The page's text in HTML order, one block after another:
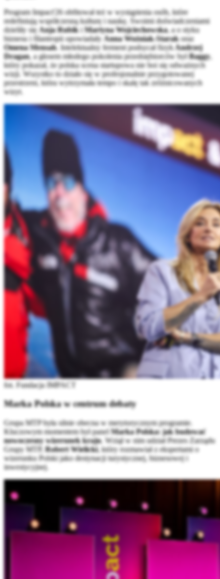
Program Impact'26 obfitował też w wystąpienia osób, które
redefiniują współczesną kulturę i naukę. Swoimi doświadczeniami
dzieliły się Anja Rubiki Martyna Wojciechowska, a o styku
biznesu i filantropii opowiadały Anna Woźniak-Starakoraz
Omena Mensah. Intelektualny ferment podsycał fizykAndrzej
Dragan, a głosem młodego pokolenia przedsiębiorców byłBaggy,
który pokazał, że polska scena startupowa nie boi się odważnych
wizji. Wszystko to działo się w profesjonalnie przygotowanej
przestrzeni, która wytrzymała tempo i skalę tak zróżnicowanych
wizyt.
fot. Fundacja IMPACT
Marka Polska w centrum debaty
Grupa MTP była silnie obecna w merytorycznym programie.
Kluczowym momentem był panel Marka Polska: jak budować
nowoczesny wizerunek kraju. Wziął w nim udział Prezes Zarządu
Grupy MTP,Robert Wielicki, który rozmawiał z ekspertami o
wizerunku Polski jako destynacji turystycznej, biznesowej i
inwestycyjnej.